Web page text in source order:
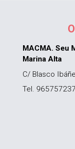
MACMA. Seu
Marina Alta
C/ Blasco
Tel.